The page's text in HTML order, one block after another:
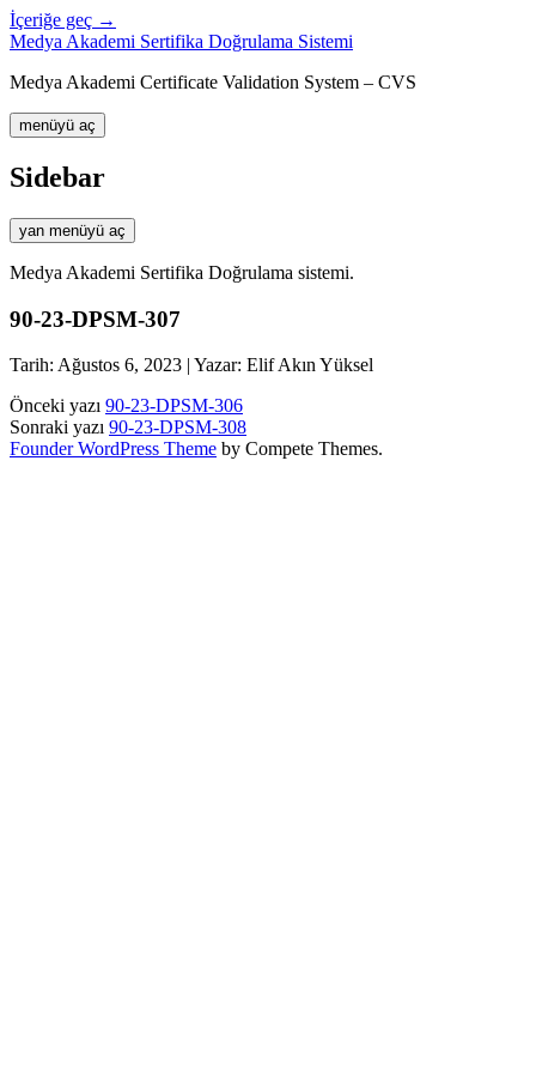
İçeriğe geç →
Medya Akademi Sertifika Doğrulama Sistemi
Medya Akademi Certificate Validation System – CVS
menüyü aç
Sidebar
yan menüyü aç
Medya Akademi Sertifika Doğrulama sistemi.
90-23-DPSM-307
Tarih: Ağustos 6, 2023 | Yazar: Elif Akın Yüksel
Önceki yazı 90-23-DPSM-306
Sonraki yazı 90-23-DPSM-308
Founder WordPress Theme by Compete Themes.